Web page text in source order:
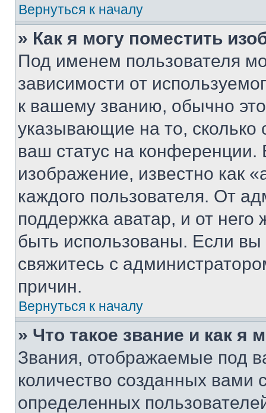
Вернуться к началу
» Как я могу поместить
Под именем пользователя
зависимости от
к вашему званию, обычно это
указывающие на то,
ваш статус на
изображение, известно как
каждого пользователя. От
поддержка аватар, и от него
быть использованы. Если
свяжитесь с
причин.
Вернуться к началу
» Что такое звание и как я
Звания, отображаемые под
количество созданных
определенных